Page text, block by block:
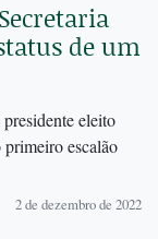
de um
eleito
primeiro escalão
2 de dezembro de 2022